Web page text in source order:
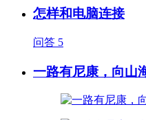
怎样和电脑连接
问答 5
一路有尼康，向山